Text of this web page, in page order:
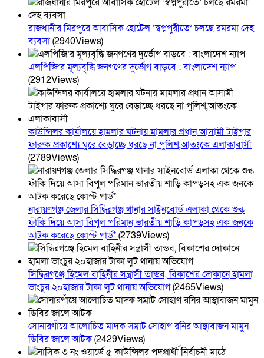
রাজধানীর মিরপুরে আবাসিক হোটেল ‘স্বপ্নপুরীতে’ চলছে রমরমা দেহ
ব্যবসা(2940Views)
এলপিজি’র মূল্যবৃদ্ধি জনগণের দুর্ভোগ বাড়বে : বাংলাদেশ ন্যাপ
(2912Views)
কাউন্সিলর কার্যালয়ে হামলার ঘটনায় মামলার প্রধান আসামী টাইগার
ফারুক প্রকাশ্যে ঘুরে বেড়াচ্ছে ধরছে না পুলিশ,আতংকে এলাকাবাসী
(2789Views)
নারায়ণগঞ্জ জেলার সিদ্ধিরগঞ্জ থানার সাইনবোর্ড এলাকা থেকে শুল্ক
ফাঁকি দিয়ে আসা বিপুল পরিমান ভারতীয় শাড়ি কাপড়সহ এক জনকে
আটক করেছে কোস্ট গার্ড*(2739Views)
সিদ্ধিরগঞ্জে হিমেল বাহিনীর সন্ত্রাসী তান্ডব, বিকাশের দোকানে হামলা
ভাংচুর ২০হাজার টাকা লুট থানায় অভিযোগ(2465Views)
সোনারগাঁয়ে আলোচিত মাদক সম্রাট সোহাগ রনির আস্থাবাজন মামুন
ডিবির জালে আটক(2429Views)